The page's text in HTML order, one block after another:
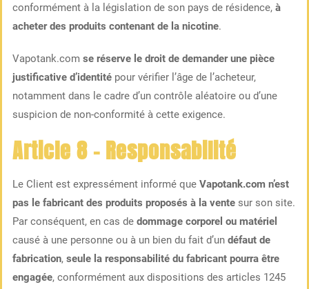
conformément à la législation de son pays de résidence, à
acheter des produits contenant de la nicotine.
Vapotank.com se réserve le droit de demander une pièce
justificative d’identitépour vérifier l’âge de l’acheteur,
notamment dans le cadre d’un contrôle aléatoire ou d’une
suspicion de non-conformité à cette exigence.
Article 8 – Responsabilité
Le Client est expressément informé que Vapotank.com n’est
pas le fabricant des produits proposés à la ventesur son site.
Par conséquent, en cas de dommage corporel ou matériel
causé à une personne ou à un bien du fait d’un défaut de
fabrication, seule la responsabilité du fabricant pourra être
engagée, conformément aux dispositions des articles 1245